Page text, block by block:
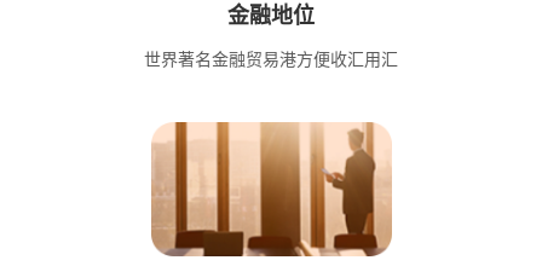
金融地位
世界著名金融贸易港方便收汇用汇